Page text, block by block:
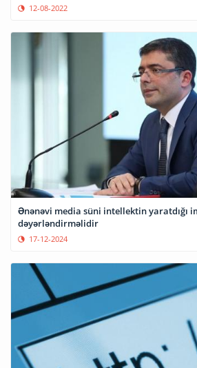
12-08-2022
Ənənəvi media süni intellektin yaratdığı
dəyərləndirməlidir
17-12-2024